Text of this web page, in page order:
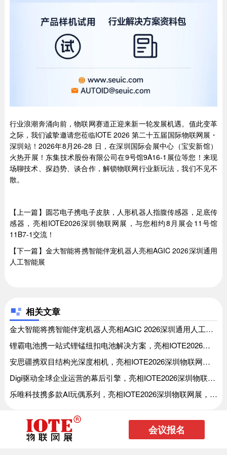
行业浪潮奔涌向前，物联网赛道正迎来新一轮发展机遇。值此变革
之际，我们诚挚邀请您莅临IOTE 2026 第二十五届国际物联网展・
深圳站！2026年8月26-28 日，在深圳国际会展中心（宝安新馆）
火热开展！东集技术股份有限公司在9号馆9A16-1展位等您！来现
场聊技术、探趋势、谈合作，解锁物联网行业新玩法，我们不见不
散。
【上一篇】圆芯电子携电子皮肤，人形机器人指腹传感器，足底传
感器，亮相IOTE2026深圳物联网展，与您相约8月展会11号馆
11B7-1交流！
【下一篇】金大智能将携智能伴宠机器人亮相AGIC 2026深圳通用
人工智能展
相关文章
金大智能将携智能伴宠机器人亮相AGIC 2026深圳通用人工智能展、金大智能将携智能伴宠机器人亮相AGIC 2026深圳通用人工智能展
锂霸电池携一站式锂锰纽扣电池解决方案，亮相IOTE2026深圳物联网展，与您相约8月展会11号馆11B6交流！、锂霸电池携一站式锂锰纽扣电池解决方案，亮相IOTE2026深圳物联网展，与您相约8月展会11号馆11B6交流！
安思疆携双目结构光深度相机，亮相IOTE2026深圳物联网展，与您相约8月展会12号馆12C3交流！、安思疆携双目结构光深度相机，亮相IOTE2026深圳物联网展，与您相约8月展会12号馆12C3交流！
Digi驱动全球企业运营的幕后引擎，亮相IOTE2026深圳物联网展，与您相约8月展会10号馆10C29交流！、Digi驱动全球企业运营的幕后引擎，亮相IOTE2026深圳物联网展，与您相约8月展会10号馆10C29交流！
乐唯科技携多款AI玩偶系列，亮相IOTE2026深圳物联网展，与您相约8月展会11号馆11B74交流！、乐唯科技携多款AI玩偶系列，亮相IOTE2026深圳物联网展，与您相约8月展会11号馆11B74交流！
会议报名